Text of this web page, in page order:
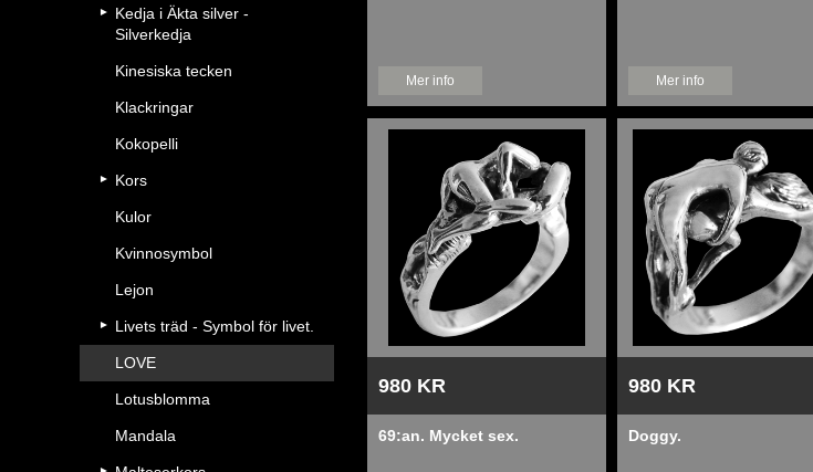
Kedja i Äkta silver -
Silverkedja
Kinesiska tecken
Klackringar
Kokopelli
Kors
Kulor
Kvinnosymbol
Lejon
Livets träd - Symbol för livet.
LOVE
Lotusblomma
Mandala
Mer info Mer info
980 KR
69:an. Mycket sex.
980 KR
Doggy.